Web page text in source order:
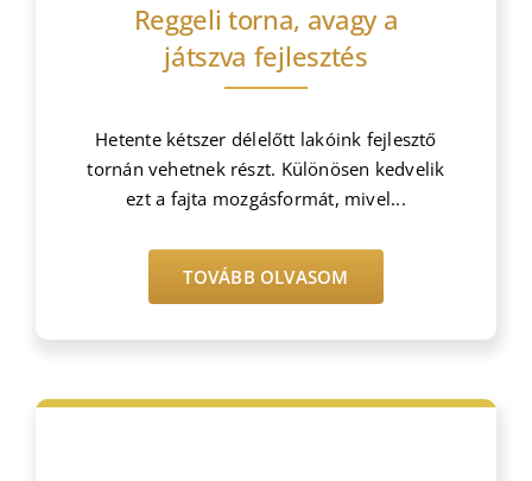
Reggeli torna, avagy a
játszva fejlesztés
Hetente kétszer délelőtt lakóink fejlesztő
tornán vehetnek részt. Különösen kedvelik
ezt a fajta mozgásformát, mivel...
TOVÁBB OLVASOM